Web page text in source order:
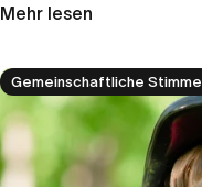
Mehr lesen
Gemeinschaftliche Stimme